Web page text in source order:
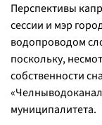
Перспективы
сессии и мэр
водопроводом
поскольку,
собственности
муниципалитета.